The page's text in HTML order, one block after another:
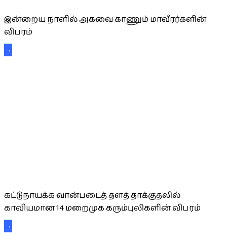
இன்றைய நாளில் அகவை காணும் மாவீரர்களின்
விபரம்
→
கட்டுநாயக்க வான்படைத் தளத் தாக்குதலில்
காவியமான 14 மறைமுக கரும்புலிகளின் விபரம்
→